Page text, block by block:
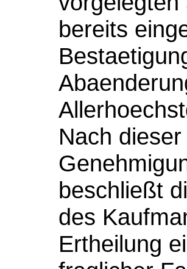
bereits
Nach
beschließt
des
Ertheilung